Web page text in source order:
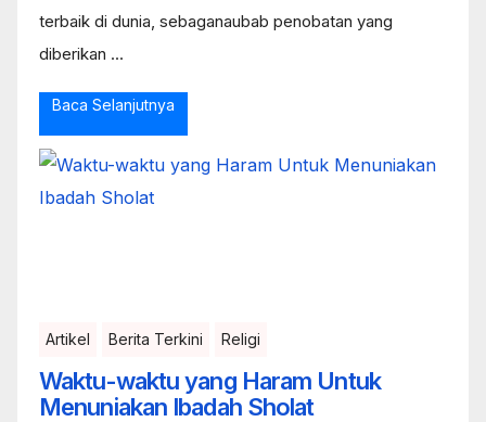
terbaik di dunia, sebaganaubab penobatan yang
diberikan ...
Baca Selanjutnya
Artikel Berita Terkini Religi
Waktu-waktu yang Haram Untuk
Menuniakan Ibadah Sholat